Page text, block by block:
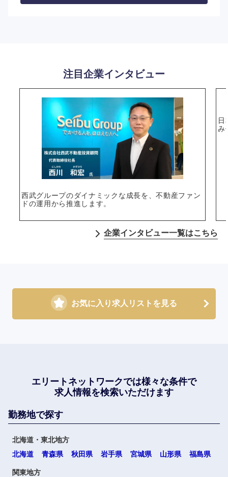
注目企業インタビュー
西武グループのダイナミックな成長を、不動産ファン
ドの運用から推進します。
日
み
企業インタビュー一覧はこちら
お気に入り求人リストを見る
エリートネットワークでは様々な条件で
求人情報を検索いただけます
勤務地で探す
北海道・東北地方
北海道
青森県 秋田県 岩手県 宮城県 山形県 福島県
関東地方